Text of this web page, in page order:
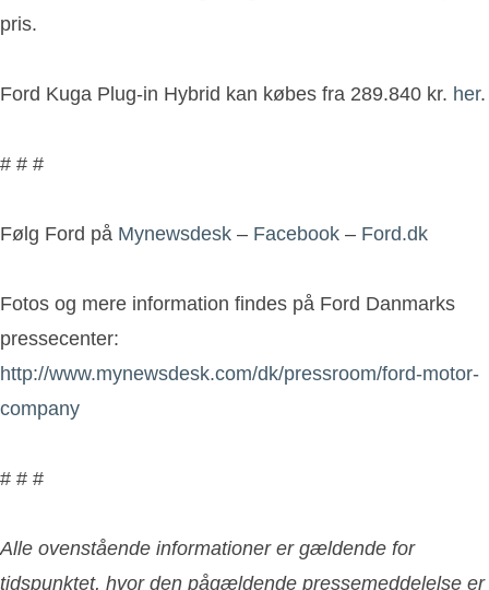
pris.
Ford Kuga Plug-in Hybrid kan købes fra 289.840 kr. her.
# # #
Følg Ford på Mynewsdesk – Facebook – Ford.dk
Fotos og mere information findes på Ford Danmarks
pressecenter:
http://www.mynewsdesk.com/dk/pressroom/ford-motor-
company
# # #
Alle ovenstående informationer er gældende for
tidspunktet, hvor den pågældende pressemeddelelse er